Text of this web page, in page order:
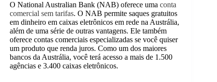
O National Australian Bank (NAB) oferece uma conta
comercial sem tarifas. O NAB permite saques gratuitos
em dinheiro em caixas eletrônicos em rede na Austrália,
além de uma série de outras vantagens. Ele também
oferece contas comerciais especializadas se você quiser
um produto que renda juros. Como um dos maiores
bancos da Austrália, você terá acesso a mais de 1.500
agências e 3.400 caixas eletrônicos.